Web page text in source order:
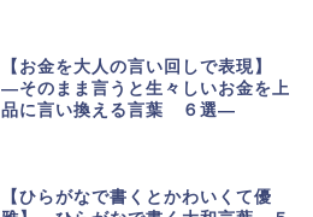
【お金を大人の言い回しで表現】
―そのまま言うと生々しいお金を上
品に言い換える言葉 ６選―
【ひらがなで書くとかわいくて優